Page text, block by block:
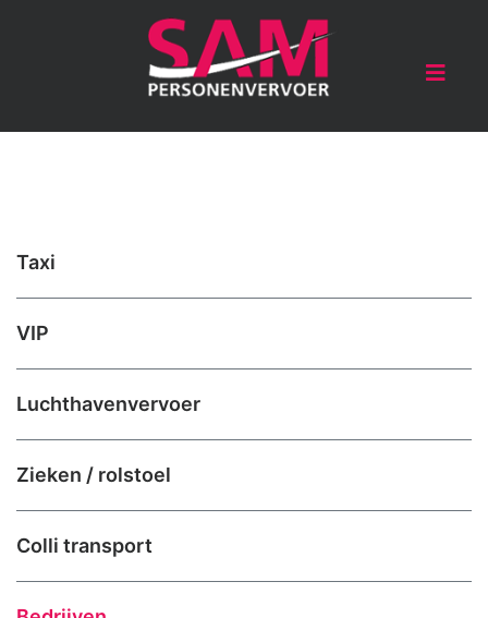
Taxi
VIP
Luchthavenvervoer
Zieken / rolstoel
Colli transport